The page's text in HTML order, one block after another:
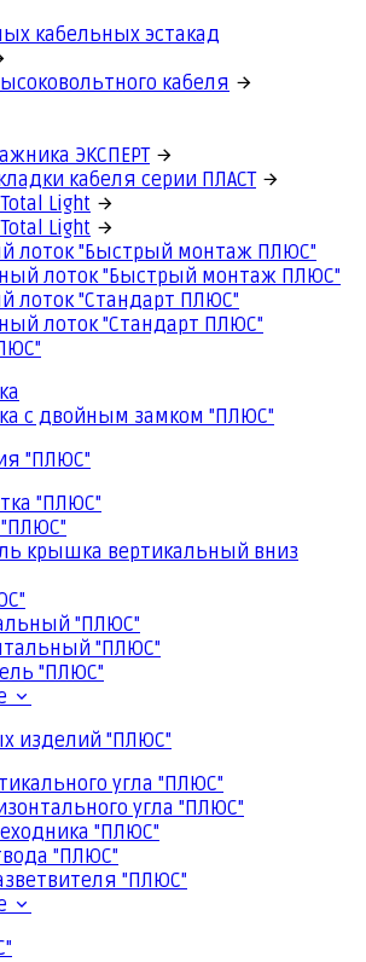
кабельных эстакад
кабеля
ЭКСПЕРТ
кабеля серии ПЛАСТ
Light
Light
лоток "Быстрый монтаж ПЛЮС"
лоток "Быстрый монтаж ПЛЮС"
лоток "Стандарт ПЛЮС"
лоток "Стандарт ПЛЮС"
с двойным замком "ПЛЮС"
"ПЛЮС"
"ПЛЮС"
крышка вертикальный вниз
"ПЛЮС"
"ПЛЮС"
"ПЛЮС"
изделий "ПЛЮС"
угла "ПЛЮС"
угла "ПЛЮС"
"ПЛЮС"
"ПЛЮС"
"ПЛЮС"